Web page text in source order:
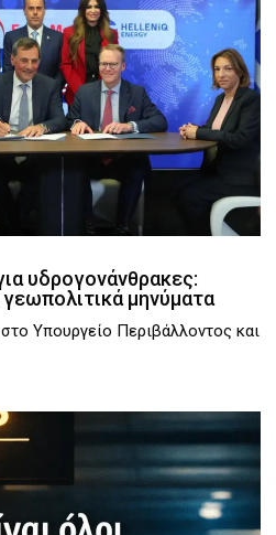
υδρογονάνθρακες:
γεωπολιτικά μηνύματα
Υπουργείο Περιβάλλοντος και